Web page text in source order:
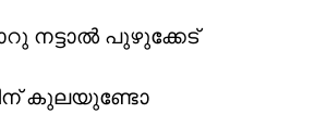
നട്ടാൽ പുഴുക്കേട്
കുലയുണ്ടോ